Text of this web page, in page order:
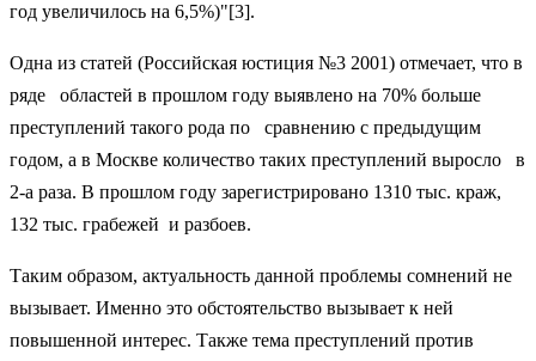
год увеличилось на 6,5%)"[3].
Одна из статей (Российская юстиция №3 2001) отмечает, что в
ряде областей в прошлом году выявлено на 70% больше
преступлений такого рода по сравнению с предыдущим
годом, а в Москве количество таких преступлений выросло в
2-а раза. В прошлом году зарегистрировано 1310 тыс. краж,
132 тыс. грабежей и разбоев.
Таким образом, актуальность данной проблемы сомнений не
вызывает. Именно это обстоятельство вызывает к ней
повышенной интерес. Также тема преступлений против